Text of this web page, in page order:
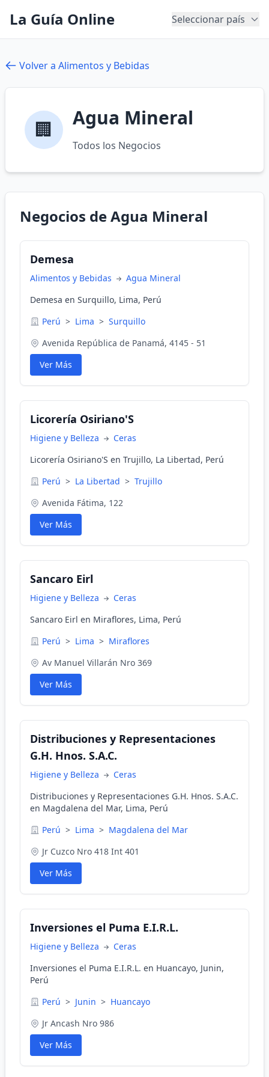
La Guía Online Seleccionar país
Volver a Alimentos y Bebidas
🏢 Agua Mineral
Todos los Negocios
Negocios de Agua Mineral
Demesa
Alimentos y Bebidas
Agua Mineral
Demesa en Surquillo, Lima, Perú
Perú > Lima > Surquillo
Avenida República de Panamá, 4145 - 51
Ver Más
Licorería Osiriano'S
Higiene y Belleza
Ceras
Licorería Osiriano'S en Trujillo, La Libertad, Perú
Perú > La Libertad > Trujillo
Avenida Fátima, 122
Ver Más
Sancaro Eirl
Higiene y Belleza
Ceras
Sancaro Eirl en Miraflores, Lima, Perú
Perú > Lima > Miraflores
Av Manuel Villarán Nro 369
Ver Más
Distribuciones y Representaciones
G.H. Hnos. S.A.C.
Higiene y Belleza
Ceras
Distribuciones y Representaciones G.H. Hnos. S.A.C.
en Magdalena del Mar, Lima, Perú
Perú > Lima > Magdalena del Mar
Jr Cuzco Nro 418 Int 401
Ver Más
Inversiones el Puma E.I.R.L.
Higiene y Belleza
Ceras
Inversiones el Puma E.I.R.L. en Huancayo, Junin,
Perú
Perú > Junin > Huancayo
Jr Ancash Nro 986
Ver Más